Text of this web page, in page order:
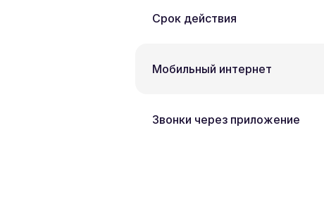
Срок действия
Мобильный интернет
Звонки через приложение